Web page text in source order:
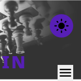
light_mode
menu